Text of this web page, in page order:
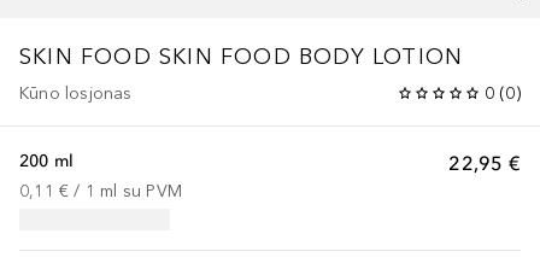
SKIN FOOD SKIN FOOD BODY LOTION
Kūno losjonas 0 (0)
22,95 €
200 ml
0,11 € / 1 ml su PVM